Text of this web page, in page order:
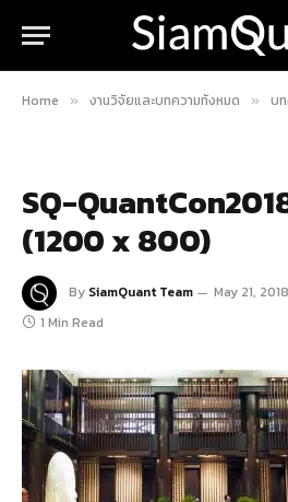
Home » งานวิจัยและบทความทั้งหมด » บ
SQ-
(1200 x 800)
By SiamQuant Team May 21, 2018
1 Min Read